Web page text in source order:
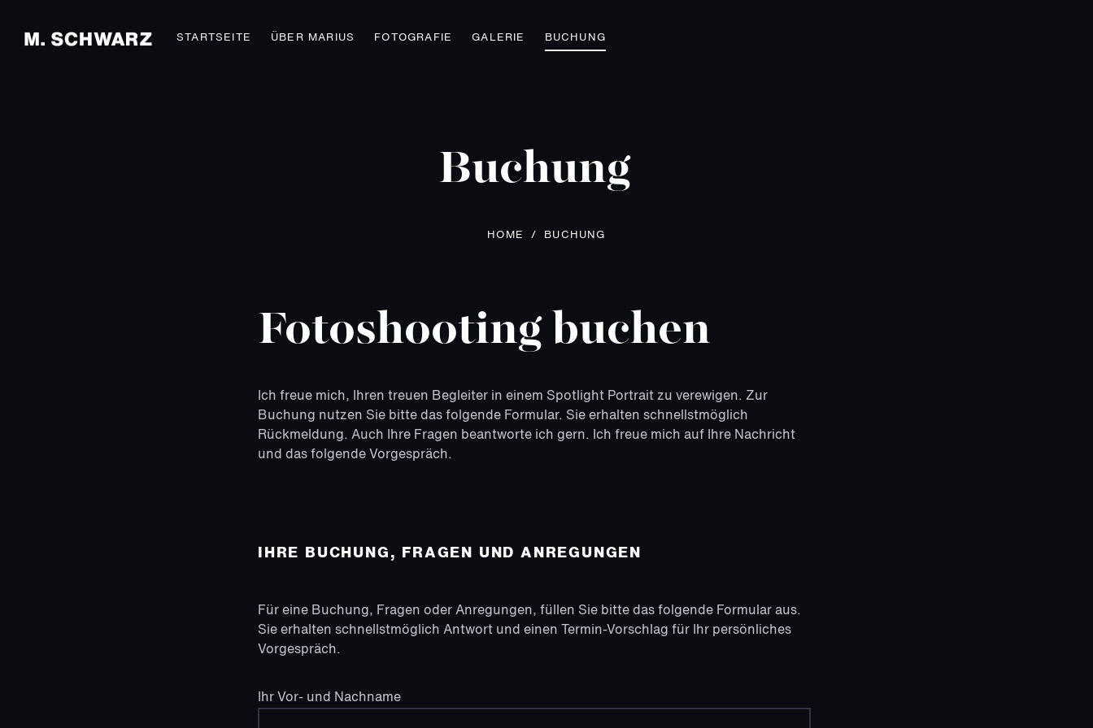
STARTSEITE ÜBER MARIUS FOTOGRAFIE GALERIE BUCHUNG
Buchung
HOME / BUCHUNG
Fotoshooting buchen
Ich freue mich, Ihren treuen Begleiter in einem Spotlight Portrait zu verewigen. Zur
Buchung nutzen Sie bitte das folgende Formular. Sie erhalten schnellstmöglich
Rückmeldung. Auch Ihre Fragen beantworte ich gern. Ich freue mich auf Ihre Nachricht
und das folgende Vorgespräch.
IHRE BUCHUNG, FRAGEN UND ANREGUNGEN
Für eine Buchung, Fragen oder Anregungen, füllen Sie bitte das folgende Formular aus.
Sie erhalten schnellstmöglich Antwort und einen Termin-Vorschlag für Ihr persönliches
Vorgespräch.
Ihr Vor- und Nachname